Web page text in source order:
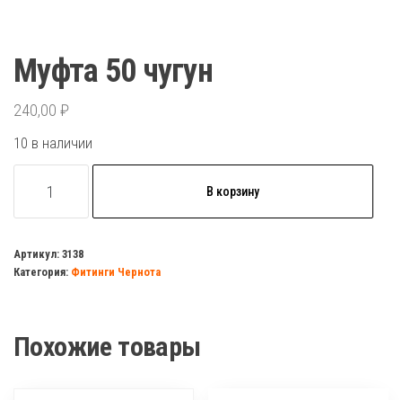
Муфта 50 чугун
240,00 ₽
10 в наличии
товара
50
чугун
В корзину
Артикул: 3138
Категория: Фитинги Чернота
Похожие товары